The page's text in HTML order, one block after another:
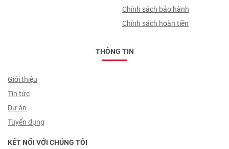
Chính sách bảo hành
Chính sách hoàn tiền
THÔNG TIN
Giới thiệu
Tin tức
Dự án
Tuyển dụng
KẾT NỐI VỚI CHÚNG TÔI